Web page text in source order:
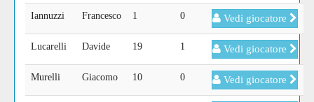
Iannuzzi Francesco 1 0 Vedi giocatore
Lucarelli Davide 19 1 Vedi giocatore
Murelli Giacomo 10 0 Vedi giocatore